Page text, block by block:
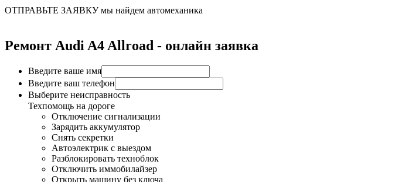
ОТПРАВЬТЕ ЗАЯВКУ мы найдем автомеханика
Ремонт Audi A4 Allroad - онлайн заявка
Введите ваше имя
Введите ваш телефон
Выберите неисправность
Техпомощь на дороге
Отключение сигнализации
Зарядить аккумулятор
Снять секретки
Автоэлектрик с выездом
Разблокировать техноблок
Отключить иммобилайзер
Открыть машину без ключа